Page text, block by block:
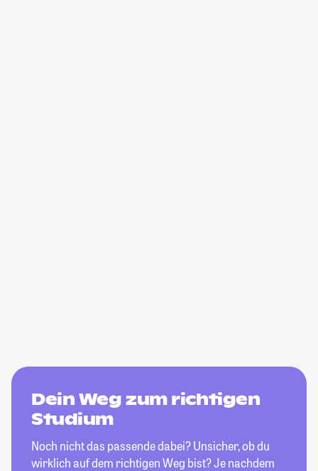
Dein Weg zum richtigen
Studium
Noch nicht das passende dabei? Unsicher, ob du
wirklich auf dem richtigen Weg bist? Je nachdem